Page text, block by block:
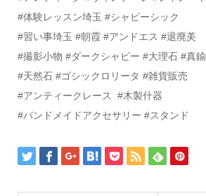
#体験レッスン埼玉 #シャビーシック
#習い事埼玉 #朝霞 #アンドエス #退廃美
#撮影小物 #ダークシャビー #大理石 #真鍮
#天然石 #ゴシックロリータ #雑貨販売
#アンティークレース #木製什器
#バンドメイドアクセサリー #スタンド